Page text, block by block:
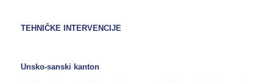
TEHNIČKE INTERVENCIJE
Unsko-sanski kanton